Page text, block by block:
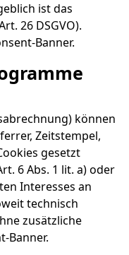
ist das
26 DSGVO).
Banner.
können
Zeitstempel,
gesetzt
6 Abs. 1 lit. a) oder
Interesses an
technisch
zusätzliche
Banner.